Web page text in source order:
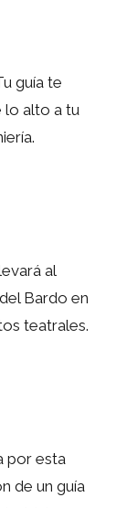
guía te
lo alto a tu
al
Bardo en
teatrales.
por esta
de un guía